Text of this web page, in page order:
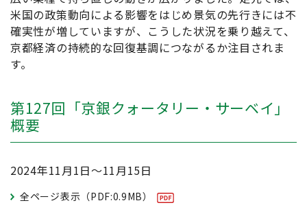
米国の政策動向による影響をはじめ景気の先行きには不
確実性が増していますが、こうした状況を乗り越えて、
京都経済の持続的な回復基調につながるか注目されま
す。
第127回「京銀クォータリー・サーベイ」
概要
2024年11月1日～11月15日
全ページ表示（PDF:0.9MB）